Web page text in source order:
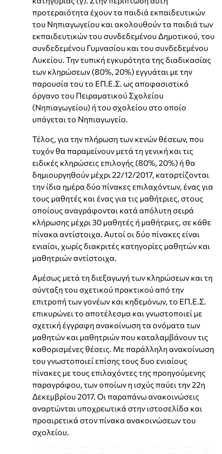
προτεραιότητα έχουν τα παιδιά εκπαιδευτικών
του Νηπιαγωγείου και ακολουθούν τα παιδιά των
εκπαιδευτικών του συνδεδεμένου Δημοτικού, του
συνδεδεμένου Γυμνασίου και του συνδεδεμένου
Λυκείου. Την τυπική εγκυρότητα της διαδικασίας
των κληρώσεων (80%, 20%) εγγυάται με την
παρουσία του το ΕΠ.Ε.Σ. ως αποφασιστικό
όργανο του Πειραματικού Σχολείου
(Νηπιαγωγείου) ή του σχολείου στο οποίο
υπάγεται το Νηπιαγωγείο.
Τέλος, για την πλήρωση των κενών θέσεων, που
τυχόν θα παραμείνουν μετά τη γενική και τις
ειδικές κληρώσεις επιλογής (80%, 20%) ή θα
δημιουργηθούν μέχρι 22/12/2017, καταρτίζονται
την ίδια ημέρα δύο πίνακες επιλαχόντων, ένας για
τους μαθητές και ένας για τις μαθήτριες, στους
οποίους αναγράφονται κατά απόλυτη σειρά
κλήρωσης μέχρι 30 μαθητές ή μαθήτριες, σε κάθε
πίνακα αντίστοιχα. Αυτοί οι δύο πίνακες είναι
ενιαίοι, χωρίς διακριτές κατηγορίες μαθητών και
μαθητριών αντίστοιχα.
Αμέσως μετά τη διεξαγωγή των κληρώσεων και τη
σύνταξη του σχετικού πρακτικού από την
επιτροπή των γονέων και κηδεμόνων, το ΕΠ.Ε.Σ.
επικυρώνει το αποτέλεσμα και γνωστοποιεί με
σχετική έγγραφη ανακοίνωση τα ονόματα των
μαθητών και μαθητριών που καταλαμβάνουν τις
καθορισμένες θέσεις. Με παράλληλη ανακοίνωση
του γνωστοποιεί επίσης τους δυο ενιαίους
πίνακες με τους επιλαχόντες της προηγούμενης
παραγράφου, των οποίων η ισχύς παύει την 22η
Δεκεμβρίου 2017. Οι παραπάνω ανακοινώσεις
αναρτώνται υποχρεωτικά στην ιστοσελίδα και
προαιρετικά στον πίνακα ανακοινώσεων του
σχολείου.